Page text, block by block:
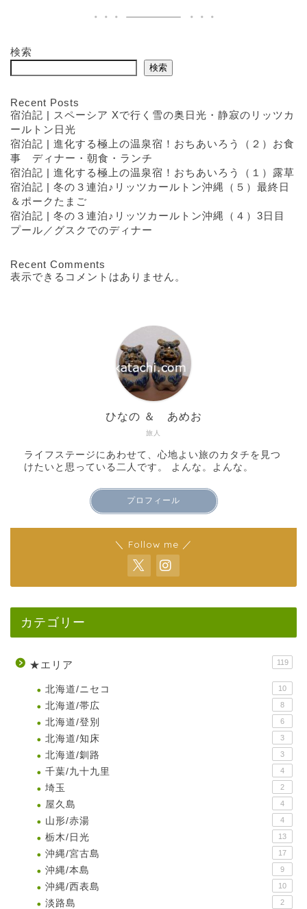
検索
検索
Recent Posts
宿泊記 | スペーシア Xで行く雪の奥日光・静寂のリッツカ
ールトン日光
宿泊記 | 進化する極上の温泉宿！おちあいろう（２）お食
事 ディナー・朝食・ランチ
宿泊記 | 進化する極上の温泉宿！おちあいろう（１）露草
宿泊記 | 冬の３連泊♪リッツカールトン沖縄（５）最終日
＆ポークたまご
宿泊記 | 冬の３連泊♪リッツカールトン沖縄（４）3日目
プール／グスクでのディナー
Recent Comments
表示できるコメントはありません。
旅人
ひなの ＆ あめお
ライフステージにあわせて、心地よい旅のカタチを見つ
けたいと思っている二人です。 よんな。よんな。
プロフィール
＼ Follow me ／
カテゴリー
★エリア 119
北海道/ニセコ 10
北海道/帯広 8
北海道/登別 6
北海道/知床 3
北海道/釧路 3
千葉/九十九里 4
埼玉 2
屋久島 4
山形/赤湯 4
栃木/日光 13
沖縄/宮古島 17
沖縄/本島 9
沖縄/西表島 10
淡路島 2